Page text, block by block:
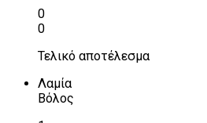
0
0
Τελικό αποτέλεσμα
Λαμία
Βόλος